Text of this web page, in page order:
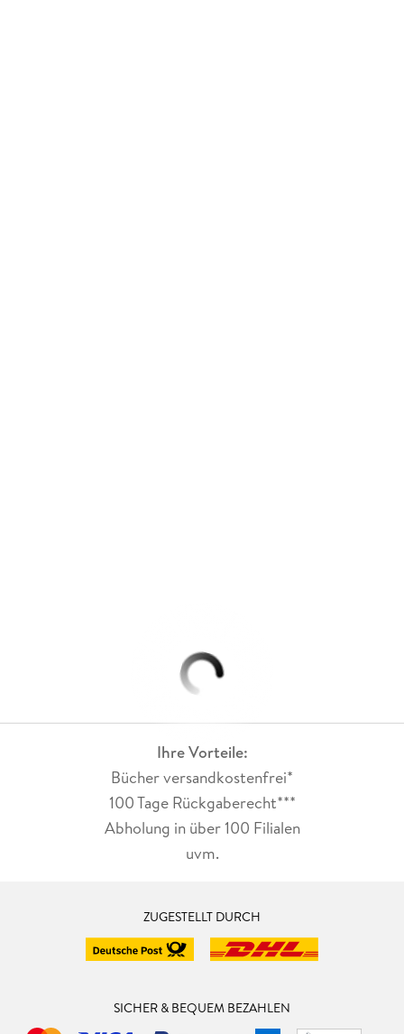
Ihre Vorteile:
Bücher versandkostenfrei*
100 Tage Rückgaberecht***
Abholung in über 100 Filialen
uvm.
ZUGESTELLT DURCH
SICHER & BEQUEM BEZAHLEN